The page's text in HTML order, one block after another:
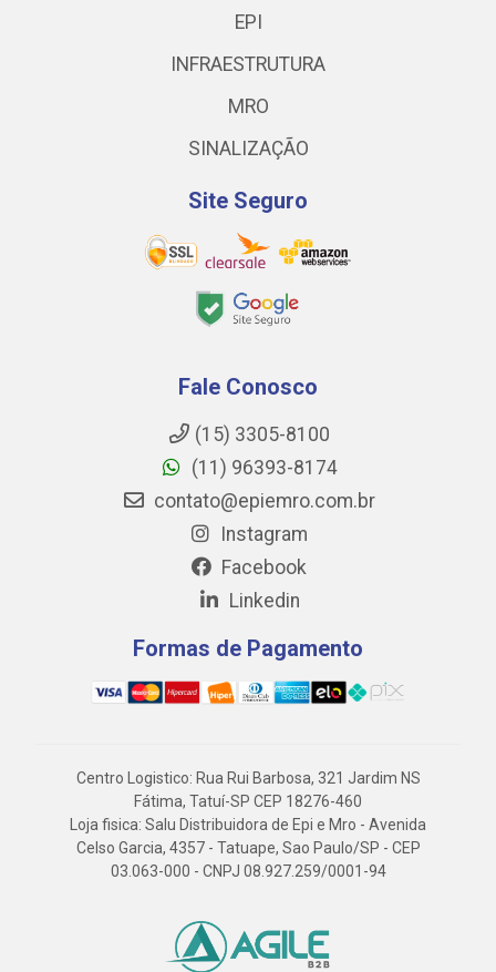
EPI
INFRAESTRUTURA
MRO
SINALIZAÇÃO
Site Seguro
Fale Conosco
(15) 3305-8100
(11) 96393-8174
contato@epiemro.com.br
Instagram
Facebook
Linkedin
Formas de Pagamento
Centro Logistico: Rua Rui Barbosa, 321 Jardim NS
Fátima, Tatuí-SP CEP 18276-460
Loja fisica: Salu Distribuidora de Epi e Mro - Avenida
Celso Garcia, 4357 - Tatuape, Sao Paulo/SP - CEP
03.063-000 - CNPJ 08.927.259/0001-94